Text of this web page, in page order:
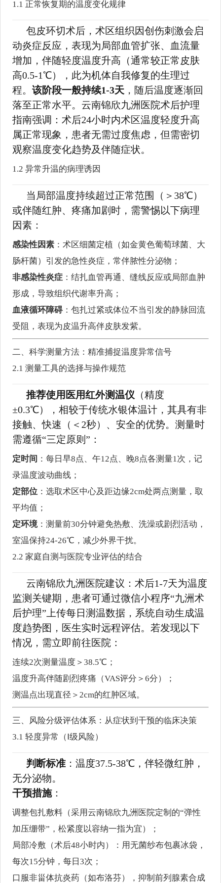
1.1 正常恢复期的温度变化规律
包皮环切术后，术区组织因创伤刺激会启
动炎症反应，表现为局部血管扩张、血流量
增加，伴随轻度温度升高（通常较正常皮肤
高0.5-1℃），此为机体自我修复的生理过
程。该阶段一般持续1-3天 ，随后温度逐渐回
落至正常水平。云南锦欣九洲医院术后护理
指南强调：术后24小时内术区温度轻度升高
属正常现象，患者无需过度焦虑，但需密切
观察温度变化趋势及伴随症状。
1.2 异常升温的病理诱因
当局部温度持续超过正常范围（＞38℃）
或伴随红肿、疼痛加剧时，需警惕以下病理
因素：
感染性因素 ：术区细菌定植（如金黄色葡萄球菌、大
肠杆菌）引发的急性炎症，常伴脓性分泌物；
非感染性炎症 ：结扎血管再通、缝线反应或局部血肿
形成，导致组织代谢率升高；
血液循环障碍：包扎过紧或体位不当引发的静脉回流
受阻，表现为皮温升高伴皮肤发紫。
二、科学测量方法：精准捕捉温度异常信号
2.1 测量工具的选择与操作规范
推荐使用医用红外测温仪 （精度
±0.3℃），相较于传统水银体温计，其具有非
接触、快速（＜2秒）、安全的优势。测量时
需遵循“三定原则”：
定时间 ：每日早8点、午12点、晚8点各测量1次，记
录温度波动曲线；
定部位 ：选取术区中心及距边缘2cm处两点测量，取
平均值；
定环境：测量前30分钟避免热敷、洗澡或剧烈活动，
室温保持24-26℃，减少外界干扰。
2.2 家庭自测与医院专业评估的结合
云南锦欣九洲医院建议：术后1-7天为温度
监测关键期，患者可通过微信小程序“九洲术
后护理”上传每日测温数据，系统自动生成温
度趋势图，医生实时远程评估。若发现以下
情况，需立即前往医院：
连续2次测量温度＞38.5℃；
温度升高伴随剧烈疼痛（VAS评分＞6分）；
测温点出现直径＞2cm的红肿区域。
三、风险分级评估体系：从症状到干预的临床决策
3.1 轻度异常（Ⅰ级风险）
判断标准 ：温度37.5-38℃，伴轻微红肿，
无分泌物。
干预措施：
调整包扎敷料（采用云南锦欣九洲医院定制的“弹性
加压绷带”，松紧度以容纳一指为宜）；
局部冷敷（术后48小时内）：用无菌纱布包裹冰袋，
每次15分钟，每日3次；
口服非甾体抗炎药（如布洛芬），抑制前列腺素合成